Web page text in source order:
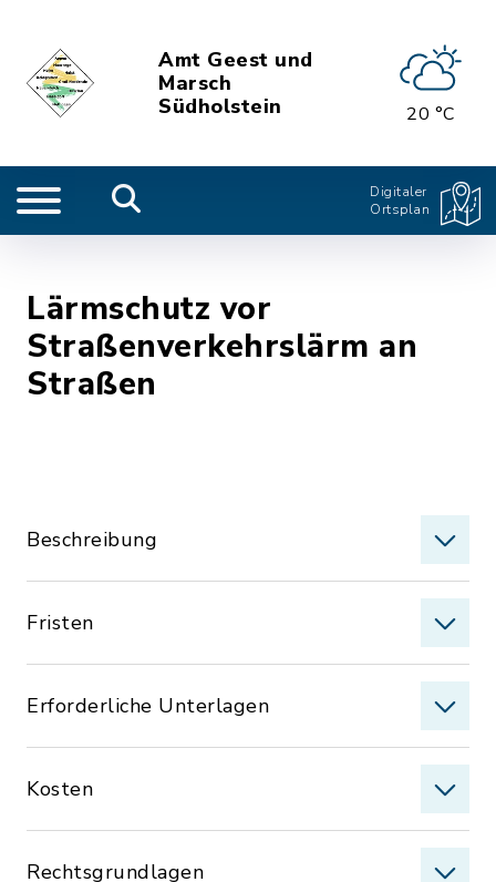
Amt Geest und
Marsch
Südholstein
20 °C
Digitaler
Ortsplan
Lärmschutz vor
Straßenverkehrslärm an
Straßen
Beschreibung
Fristen
Erforderliche Unterlagen
Kosten
Rechtsgrundlagen